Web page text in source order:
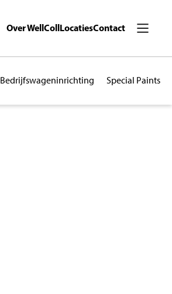
Over WellCollLocatiesContact
Bedrijfswageninrichting Special Paints